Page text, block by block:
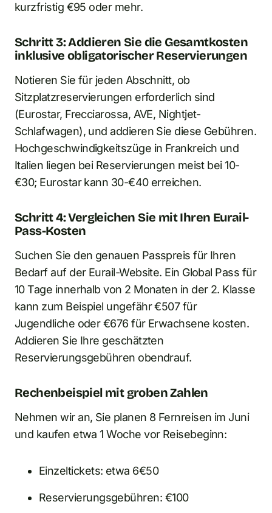
kurzfristig €95 oder mehr.
Schritt 3: Addieren Sie die Gesamtkosten
inklusive obligatorischer Reservierungen
Notieren Sie für jeden Abschnitt, ob
Sitzplatzreservierungen erforderlich sind
(Eurostar, Frecciarossa, AVE, Nightjet-
Schlafwagen), und addieren Sie diese Gebühren.
Hochgeschwindigkeitszüge in Frankreich und
Italien liegen bei Reservierungen meist bei 10-
€30; Eurostar kann 30-€40 erreichen.
Schritt 4: Vergleichen Sie mit Ihren Eurail-
Pass-Kosten
Suchen Sie den genauen Passpreis für Ihren
Bedarf auf der Eurail-Website. Ein Global Pass für
10 Tage innerhalb von 2 Monaten in der 2. Klasse
kann zum Beispiel ungefähr €507 für
Jugendliche oder €676 für Erwachsene kosten.
Addieren Sie Ihre geschätzten
Reservierungsgebühren obendrauf.
Rechenbeispiel mit groben Zahlen
Nehmen wir an, Sie planen 8 Fernreisen im Juni
und kaufen etwa 1 Woche vor Reisebeginn:
Einzeltickets: etwa 6€50
Reservierungsgebühren: €100